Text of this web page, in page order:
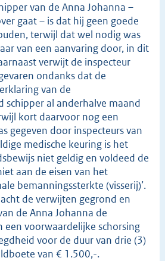
van de Anna Johanna –
gaat – is dat hij geen goede
terwijl dat wel nodig was
van een aanvaring door, in dit
verwijt de inspecteur
ondanks dat de
van de
schipper al anderhalve maand
kort daarvoor nog een
gegeven door inspecteurs van
medische keuring is het
niet geldig en voldeed de
aan de eisen van het
bemanningssterkte (visserij)’.
de verwijten gegrond en
de Anna Johanna de
een voorwaardelijke schorsing
voor de duur van drie (3)
van € 1.500,-.